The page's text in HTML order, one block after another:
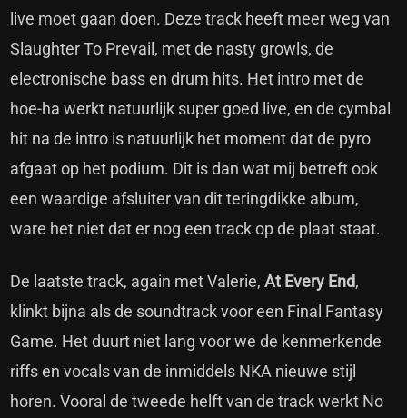
live moet gaan doen. Deze track heeft meer weg van
Slaughter To Prevail, met de nasty growls, de
electronische bass en drum hits. Het intro met de
hoe-ha werkt natuurlijk super goed live, en de cymbal
hit na de intro is natuurlijk het moment dat de pyro
afgaat op het podium. Dit is dan wat mij betreft ook
een waardige afsluiter van dit teringdikke album,
ware het niet dat er nog een track op de plaat staat.
De laatste track, again met Valerie,At Every End,
klinkt bijna als de soundtrack voor een Final Fantasy
Game. Het duurt niet lang voor we de kenmerkende
riffs en vocals van de inmiddels NKA nieuwe stijl
horen. Vooral de tweede helft van de track werkt No